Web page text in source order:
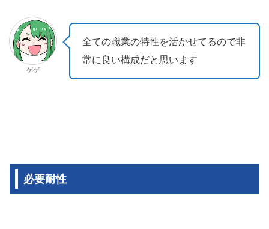
ゲゲ
全ての職業の特性を活かせてるので非
常に良い構成だと思います
必要耐性